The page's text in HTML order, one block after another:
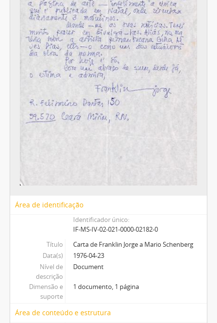
Área de identificação
Identificador único
IF-MS-IV-02-021-0000-02182-0
Título
Carta de Franklin Jorge a Mario Schenberg
Data(s)
1976-04-23
Nível de
descrição
Document
Dimensão e
suporte
1 documento, 1 página
Área de conteúdo e estrutura